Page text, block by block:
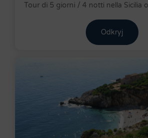
Tour di 5 giorni / 4 notti nella Sicilia
Odkryj